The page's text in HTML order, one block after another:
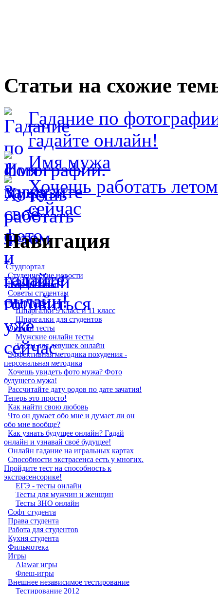
Статьи на схожие
Гадание по
гадайте онлайн!
Имя мужа
Хочешь работать
сейчас
Навигация
Студпортал
Студенческие новости
Новости сайта
Советы студентам
Шпаргалки
Шпаргалки 9 класс и 11 класс
Шпаргалки для студентов
Онлайн тесты
Мужские онлайн тесты
Тесты для девушек онлайн
Эффективная методика похудения -
персональная методика
Хочешь увидеть фото мужа? Фото
будущего мужа!
Рассчитайте дату родов по дате зачатия!
Теперь это просто!
Как найти свою любовь
Что он думает обо мне и думает ли он
обо мне вообще?
Как узнать будущее онлайн? Гадай
онлайн и узнавай своё будущее!
Онлайн гадание на игральных картах
Способности экстрасенса есть у многих.
Пройдите тест на способность к
экстрасенсорике!
ЕГЭ - тесты онлайн
Тесты для мужчин и женщин
Тесты ЗНО онлайн
Софт студента
Права студента
Работа для студентов
Кухня студента
Фильмотека
Игры
Alawar игры
Флеш-игры
Внешнее независимое тестирование
Тестирование 2012